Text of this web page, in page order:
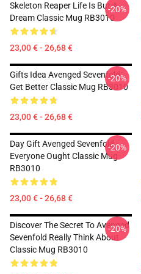
Skeleton Reaper Life Is But A
Dream Classic Mug RB3010
23,00 € - 26,68 €
-20%
Gifts Idea Avenged Sevenfold
Get Better Classic Mug RB3010
23,00 € - 26,68 €
-20%
Day Gift Avenged Sevenfold
Everyone Ought Classic Mug
RB3010
23,00 € - 26,68 €
-20%
Discover The Secret To Avenged
Sevenfold Really Think About
Classic Mug RB3010
-20%